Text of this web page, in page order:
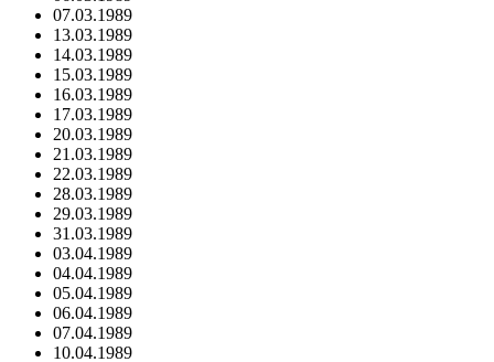
07.03.1989
13.03.1989
14.03.1989
15.03.1989
16.03.1989
17.03.1989
20.03.1989
21.03.1989
22.03.1989
28.03.1989
29.03.1989
31.03.1989
03.04.1989
04.04.1989
05.04.1989
06.04.1989
07.04.1989
10.04.1989